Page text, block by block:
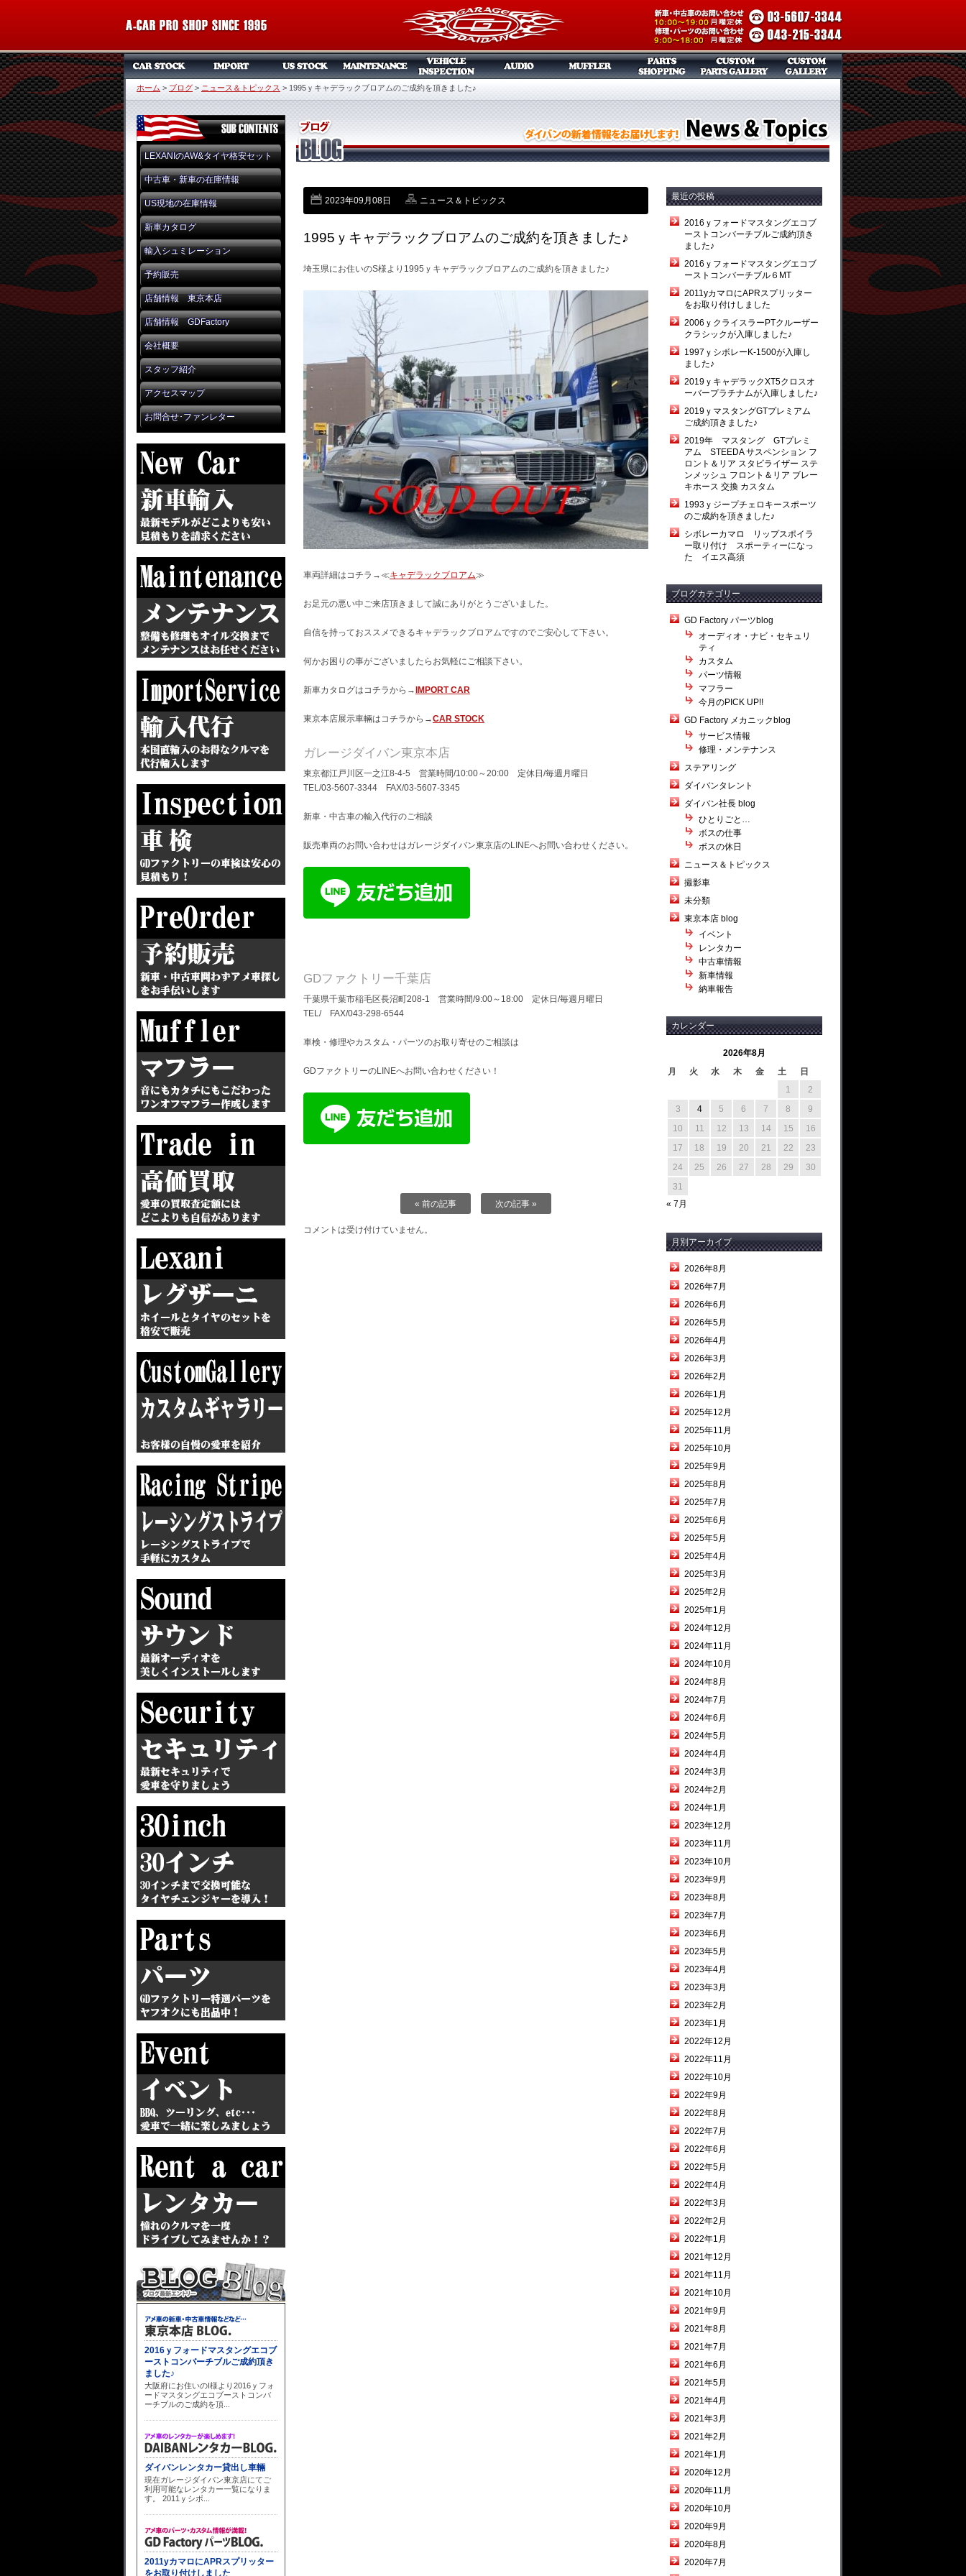
ホーム > ブログ > ニュース＆トピックス > 1995ｙキャデラックブロアムのご成約を頂きました♪
LEXANIのAW&タイヤ格安セット
中古車・新車の在庫情報
US現地の在庫情報
新車カタログ
輸入シュミレーション
予約販売
店舗情報 東京本店
店舗情報 GDFactory
会社概要
スタッフ紹介
アクセスマップ
お問合せ･ファンレター
2023年09月08日 ニュース＆トピックス
1995ｙキャデラックブロアムのご成約を頂きました♪
埼玉県にお住いのS様より1995ｙキャデラックブロアムのご成約を頂きました♪
車両詳細はコチラ→≪キャデラックブロアム≫
お足元の悪い中ご来店頂きまして誠にありがとうございました。
自信を持っておススメできるキャデラックブロアムですのでご安心して下さい。
何かお困りの事がございましたらお気軽にご相談下さい。
新車カタログはコチラから→ IMPORT CAR
東京本店展示車輛はコチラから→CAR STOCK
ガレージダイバン東京本店
東京都江戸川区一之江8-4-5 営業時間/10:00～20:00 定休日/毎週月曜日
TEL/03-5607-3344 FAX/03-5607-3345
新車・中古車の輸入代行のご相談
販売車両のお問い合わせはガレージダイバン東京店のLINEへお問い合わせください。
GDファクトリー千葉店
千葉県千葉市稲毛区長沼町208-1 営業時間/9:00～18:00 定休日/毎週月曜日
TEL/ FAX/043-298-6544
車検・修理やカスタム・パーツのお取り寄せのご相談は
GDファクトリーのLINEへお問い合わせください！
« 前の記事 次の記事 »
コメントは受け付けていません。
最近の投稿
2016ｙフォードマスタングエコブ
ーストコンバーチブルご成約頂き
ました♪
2016ｙフォードマスタングエコブ
ーストコンバーチブル６MT
2011yカマロにAPRスプリッター
をお取り付けしました
2006ｙクライスラーPTクルーザー
クラシックが入庫しました♪
1997ｙシボレーK-1500が入庫し
ました♪
2019ｙキャデラックXT5クロスオ
ーバープラチナムが入庫しました♪
2019ｙマスタングGTプレミアム
ご成約頂きました♪
2019年 マスタング GTプレミ
アム STEEDA サスペンション フ
ロント＆リア スタビライザー ステ
ンメッシュ フロント＆リア ブレー
キホース 交換 カスタム
1993ｙジープチェロキースポーツ
のご成約を頂きました♪
シボレーカマロ リップスポイラ
ー取り付け スポーティーになっ
た イエス高須
ブログカテゴリー
GD Factory パーツblog
オーディオ・ナビ・セキュリ
ティ
カスタム
パーツ情報
マフラー
今月のPICK UP!!
GD Factory メカニックblog
サービス情報
修理・メンテナンス
ステアリング
ダイバンタレント
ダイバン社長 blog
ひとりごと…
ボスの仕事
ボスの休日
ニュース＆トピックス
撮影車
未分類
東京本店 blog
イベント
レンタカー
中古車情報
新車情報
納車報告
カレンダー
2026年8月
月
火 水 木 金 土
日
1
2
3
4 5 6 7 8
9
10
11 12 13 14 15
16
17
18 19 20 21 22
23
24
25 26 27 28 29
30
31
« 7月
月別アーカイブ
2026年8月
2026年7月
2026年6月
2026年5月
2026年4月
2026年3月
2026年2月
2026年1月
2025年12月
2025年11月
2025年10月
2025年9月
2025年8月
2025年7月
2025年6月
2025年5月
2025年4月
2025年3月
2025年2月
2025年1月
2024年12月
2024年11月
2024年10月
2024年8月
2024年7月
2024年6月
2024年5月
2024年4月
2024年3月
2024年2月
2024年1月
2023年12月
2023年11月
2023年10月
2023年9月
2023年8月
2023年7月
2023年6月
2023年5月
2023年4月
2023年3月
2023年2月
2023年1月
2022年12月
2022年11月
2022年10月
2022年9月
2022年8月
2022年7月
2022年6月
2022年5月
2022年4月
2022年3月
2022年2月
2022年1月
2021年12月
2021年11月
2021年10月
2021年9月
2021年8月
2021年7月
2021年6月
2021年5月
2021年4月
2021年3月
2021年2月
2021年1月
2020年12月
2020年11月
2020年10月
2020年9月
2020年8月
2020年7月